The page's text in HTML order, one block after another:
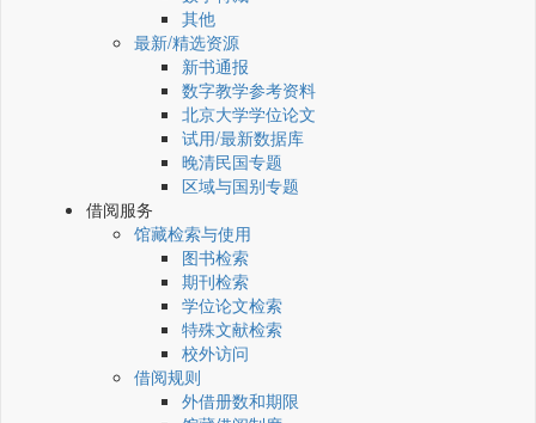
其他
最新/精选资源
新书通报
数字教学参考资料
北京大学学位论文
试用/最新数据库
晚清民国专题
区域与国别专题
借阅服务
馆藏检索与使用
图书检索
期刊检索
学位论文检索
特殊文献检索
校外访问
借阅规则
外借册数和期限